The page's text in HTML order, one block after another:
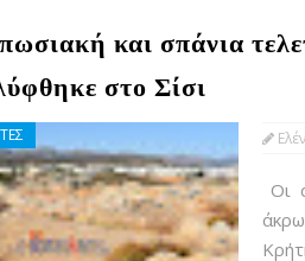
και σπάνια
στο Σίσι
Οι